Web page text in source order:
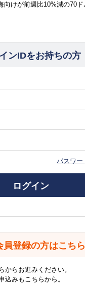
向けが前週比10%減の70
ンIDをお持ちの方
パスワー
ログイン
員登録の方はこちら
からお進みください。
込みもこちらから。